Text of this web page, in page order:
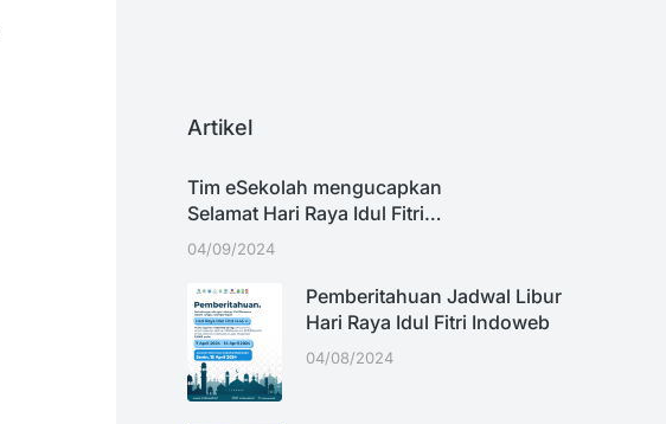
Artikel
Tim eSekolah mengucapkan
Selamat Hari Raya Idul Fitri…
04/09/2024
Pemberitahuan Jadwal Libur
Hari Raya Idul Fitri Indoweb
04/08/2024